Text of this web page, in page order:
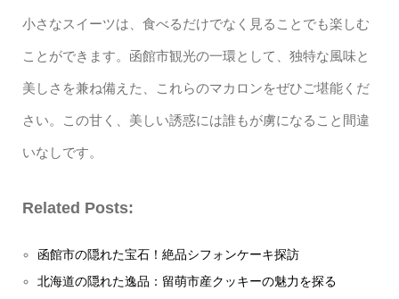
小さなスイーツは、食べるだけでなく見ることでも楽しむ
ことができます。函館市観光の一環として、独特な風味と
美しさを兼ね備えた、これらのマカロンをぜひご堪能くだ
さい。この甘く、美しい誘惑には誰もが虜になること間違
いなしです。
Related Posts:
函館市の隠れた宝石！絶品シフォンケーキ探訪
北海道の隠れた逸品：留萌市産クッキーの魅力を探る